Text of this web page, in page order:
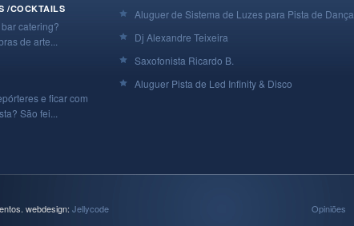
/COCKTAILS
catering?
de arte...
e ficar com
São fei...
Aluguer de Sistema de Luzes para Pista de Dança
Dj Alexandre Teixeira
Saxofonista Ricardo B.
Aluguer Pista de Led Infinity & Disco
webdesign: Jellycode Opiniões